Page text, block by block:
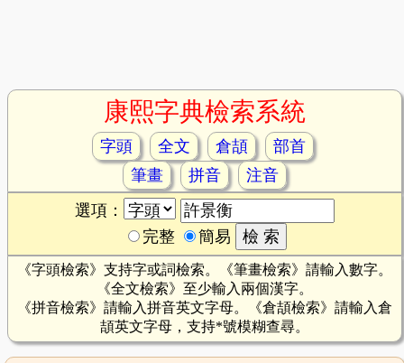
康熙字典檢索系統
字頭 全文 倉頡
部首
筆畫
拼音
注音
選項：
完整
簡易
《字頭檢索》支持字或詞檢索。《筆畫檢索》請輸入數字。
《全文檢索》至少輸入兩個漢字。
《拼音檢索》請輸入拼音英文字母。《倉頡檢索》請輸入倉
頡英文字母，支持*號模糊查尋。